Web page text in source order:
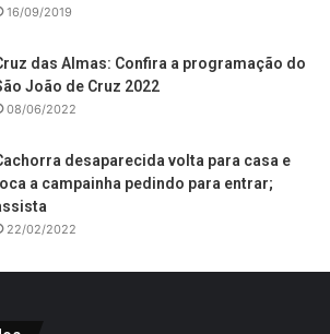
16/09/2019
das Almas: Confira a programação do
João de Cruz 2022
08/06/2022
desaparecida volta para casa e
a campainha pedindo para entrar;
22/02/2022